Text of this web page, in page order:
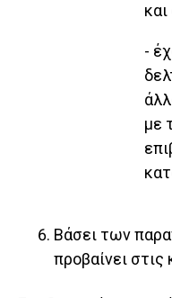
-
με
Βάσει των
προβαίνει στις